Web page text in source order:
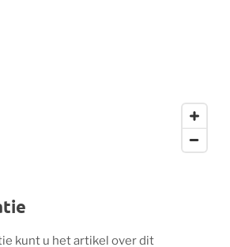
kunt u het artikel over dit